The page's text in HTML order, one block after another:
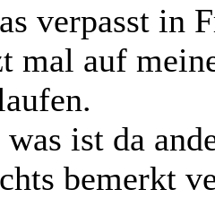
verpasst in
mal auf
ist da
bemerkt